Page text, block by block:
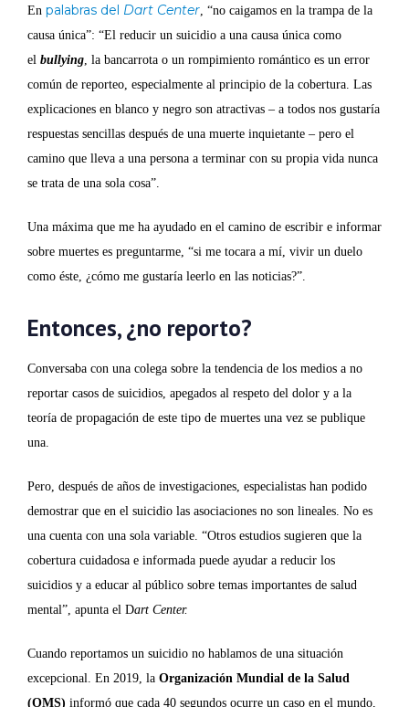
En palabras del Dart Center , “no caigamos en la trampa de la
causa única”: “El reducir un suicidio a una causa única como
el bullying , la bancarrota o un rompimiento romántico es un error
común de reporteo, especialmente al principio de la cobertura. Las
explicaciones en blanco y negro son atractivas – a todos nos gustaría
respuestas sencillas después de una muerte inquietante – pero el
camino que lleva a una persona a terminar con su propia vida nunca
se trata de una sola cosa”.
Una máxima que me ha ayudado en el camino de escribir e informar
sobre muertes es preguntarme, “si me tocara a mí, vivir un duelo
como éste, ¿cómo me gustaría leerlo en las noticias?”.
Entonces, ¿no reporto?
Conversaba con una colega sobre la tendencia de los medios a no
reportar casos de suicidios, apegados al respeto del dolor y a la
teoría de propagación de este tipo de muertes una vez se publique
una.
Pero, después de años de investigaciones, especialistas han podido
demostrar que en el suicidio las asociaciones no son lineales. No es
una cuenta con una sola variable. “Otros estudios sugieren que la
cobertura cuidadosa e informada puede ayudar a reducir los
suicidios y a educar al público sobre temas importantes de salud
mental”, apunta el Dart Center.
Cuando reportamos un suicidio no hablamos de una situación
excepcional. En 2019, la Organización Mundial de la Salud
(OMS) informó que cada 40 segundos ocurre un caso en el mundo,